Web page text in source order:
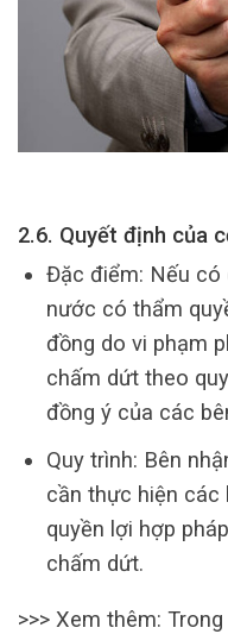
2.6. Quyết định của
Đặc điểm: Nếu có
nước có thẩm
đồng do vi phạm
chấm dứt theo
đồng ý của các
Quy trình: Bên
cần thực hiện
quyền lợi hợp
chấm dứt.
>>> Xem thêm: